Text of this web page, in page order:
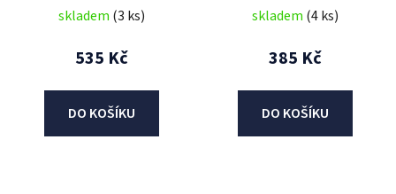
skladem (3 ks)
535 Kč
DO KOŠÍKU
skladem (4 ks)
385 Kč
DO KOŠÍKU